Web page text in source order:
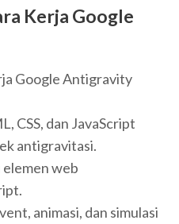
Kerja Google
Google Antigravity
CSS, dan JavaScript
antigravitasi.
elemen web
animasi, dan simulasi